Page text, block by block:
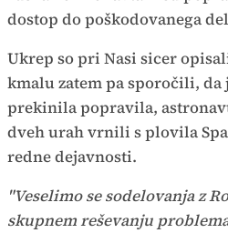
dostop do poškodovanega
Ukrep so pri Nasi sicer
kmalu zatem pa sporočili, da
prekinila popravila,
dveh urah vrnili s plovila
redne dejavnosti.
"Veselimo se sodelovanja z
skupnem reševanju